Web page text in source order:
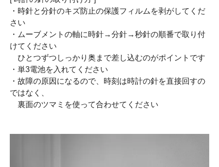
・時針と分針のキズ防止の保護フィルムを剥がしてくだ
さい
・ムーブメントの軸に時針→分針→秒針の順番で取り付
けてください
ひとつずつしっかり奥まで差し込むのがポイントです
・単3電池を入れてください
・故障の原因になるので、時刻は時計の針を直接回すの
ではなく、
裏面のツマミを使って合わせてください